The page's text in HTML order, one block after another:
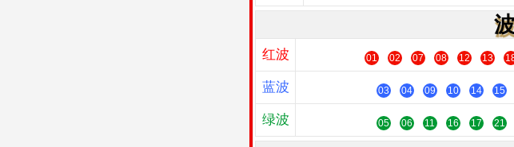
红波 01 02 07 08 12 13
蓝波 03 04 09 10 14 15
绿波 05 06 11 16 17 21